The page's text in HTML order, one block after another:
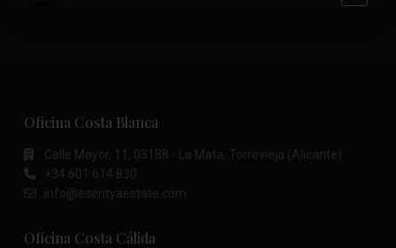
Oficina Costa Blanca
Calle Mayor, 11, 03188 - La Mata, Torrevieja (Alicante)
+34 601 614 830
info@esentyaestate.com
Oficina Costa Cálida